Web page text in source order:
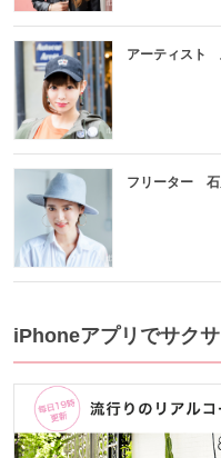
アーティスト
フリーター 石
iPhoneアプリでサク